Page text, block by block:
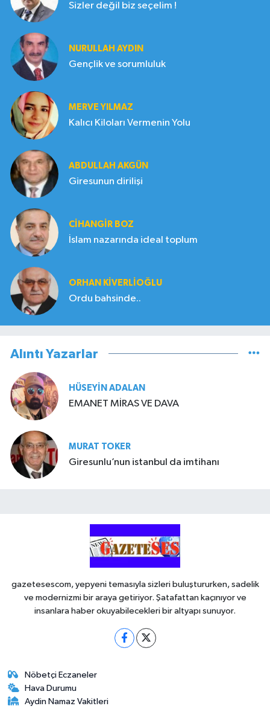
Sizler değil biz seçelim !
NURULLAH AYDIN
Gençlik ve sorumluluk
MERVE YILMAZ
Kalıcı Kiloları Vermenin Yolu
ABDULLAH AKGÜN
Giresunun dirilişi
CIHANGIR BOZ
İslam nazarında ideal toplum
ORHAN KIVERLIOĞLU
Ordu bahsinde..
Alıntı Yazarlar
HÜSEYIN ADALAN
EMANET MİRAS VE DAVA
MURAT TOKER
Giresunlu’nun istanbul da imtihanı
gazetesescom, yepyeni temasıyla sizleri buluştururken, sadelik
ve modernizmi bir araya getiriyor. Şatafattan kaçınıyor ve
insanlara haber okuyabilecekleri bir altyapı sunuyor.
Nöbetçi Eczaneler
Hava Durumu
Aydin Namaz Vakitleri